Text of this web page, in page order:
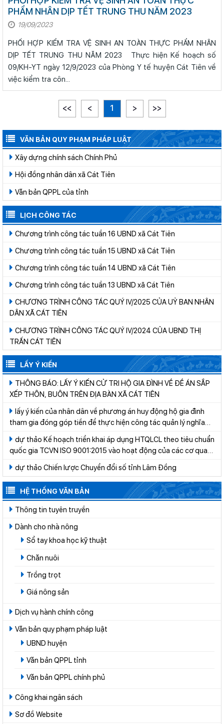
PHẨM NHÂN DỊP TẾT TRUNG THU NĂM 2023
19/09/2023
PHỐI HỢP KIỂM TRA VỆ SINH AN TOÀN THỰC PHẨM NHÂN
DỊP TẾT TRUNG THU NĂM 2023 Thực hiện Kế hoạch số
09/KH-YT ngày 12/9/2023 của Phòng Y tế huyện Cát Tiên về
việc kiểm tra côn...
<< < 1 > >>
VĂN BẢN QUY PHẠM PHÁP LUẬT
Xây dựng chính sách Chính Phủ
Hội đồng nhân dân xã Cát Tiên
Văn bản QPPL của tỉnh
LỊCH CÔNG TÁC
Chương trình công tác tuần 16 UBND xã Cát Tiên
Chương trình công tác tuần 15 UBND xã Cát Tiên
Chương trình công tác tuần 14 UBND xã Cát Tiên
Chương trình công tác tuần 13 UBND xã Cát Tiên
DÂN XÃ CÁT TIÊN
TRẤN CÁT TIÊN
LẤY Ý KIẾN
XẾP THÔN, BUÔN TRÊN ĐỊA BÀN XÃ CÁT TIÊN
tham gia đóng góp tiền để thực hiện công tác quản lý nghĩa
trang trên địa bàn xã Cát Tiên giai đoạn 2026-2030
quốc gia TCVN ISO 9001:2015 vào hoạt động của các cơ quan,
tổ chức thuộc hệ thống hành chính nhà nước trên địa bàn tỉnh
Lâm Đồng năm 2026
dự thảo Chiến lược Chuyển đổi số tỉnh Lâm Đồng
HỆ THỐNG VĂN BẢN
Thông tin tuyên truyền
Dành cho nhà nông
Sổ tay khoa học kỹ thuật
Chăn nuôi
Trồng trọt
Giá nông sản
Dịch vụ hành chính công
Văn bản quy phạm pháp luật
UBND huyện
Văn bản QPPL tỉnh
Văn bản QPPL chính phủ
Công khai ngân sách
Sơ đồ Website